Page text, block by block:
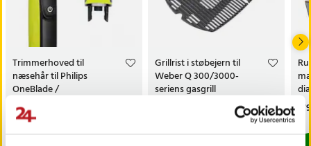
Trimmerhoved til
næsehår til Philips
OneBlade /
næsehårstrimmer /
næsetrimmerhoved
Pris:
69 kr.
Findes på lager, Leveres i løbet af 1-2 hverdage
Grillrist i støbejern til
Weber Q 300/3000-
seriens gasgrill
Kommer 2026-09-18